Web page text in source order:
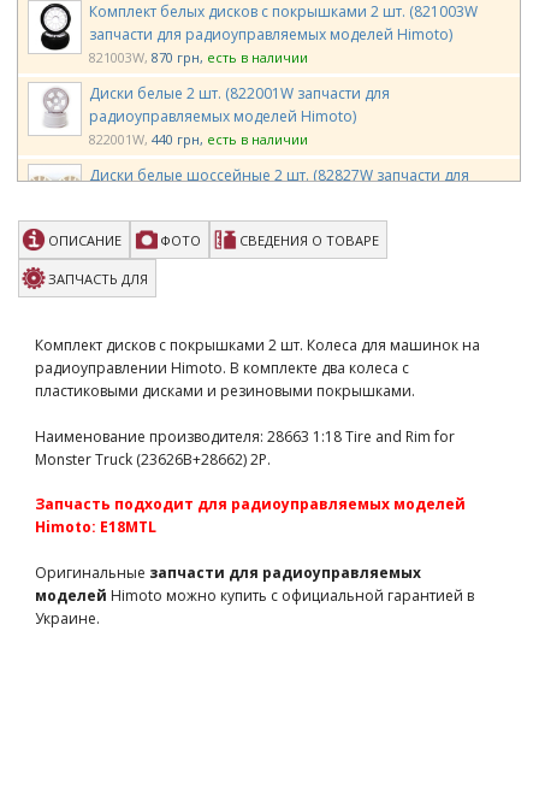
Комплект белых дисков с покрышками 2 шт. (821003W
запчасти для радиоуправляемых моделей Himoto)
821003W 870 грн есть в наличии
Диски белые 2 шт. (822001W запчасти для
радиоуправляемых моделей Himoto)
822001W 440 грн есть в наличии
Диски белые шоссейные 2 шт. (82827W запчасти для
82827W 129 грн есть в наличии
Колеса Louise Buggy 1/10 E-ROCKET Soft 12мм передние
белые 2шт (L-T3186SWKF)
L-T3186SWKF
Диски колесные алюминиевые для машинки на
радиоуправлении E18MT, E18XT, E18XB, E18SC (M616
запчасти Himoto)
Team Magic E4D Mounted Drift Tire 45 Degree 5 Spoke
Orange 4p
Team Magic E6-3 Mounted Tire 7.1" Size - New 5 spokes wheel
TM505252BK 3750 грн есть в наличии
Team Magic E5 Mounted Tire 2p
ОПИСАНИЕ ФОТО СВЕДЕНИЯ О ТОВАРЕ
ЗАПЧАСТЬ ДЛЯ
Комплект дисков с покрышками 2 шт. Колеса для машинок на
радиоуправлении Himoto. В комплекте два колеса с
пластиковыми дисками и резиновыми покрышками.
Наименование производителя: 28663 1:18 Tire and Rim for
Monster Truck (23626B+28662) 2P.
Запчасть подходит для радиоуправляемых моделей
Himoto: E18MTL
Оригинальные запчасти для радиоуправляемых
моделей Himoto можно купить с официальной гарантией в
Украине.